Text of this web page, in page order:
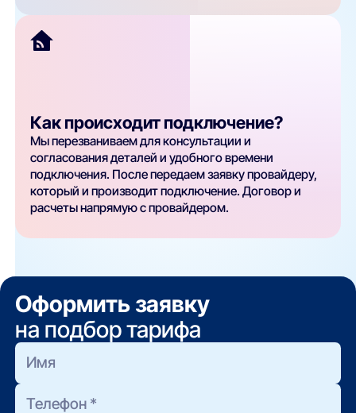
Как происходит подключение?
Мы перезваниваем для консультации и
согласования деталей и удобного времени
подключения. После передаем заявку провайдеру,
который и производит подключение. Договор и
расчеты напрямую с провайдером.
Оформить заявку
на подбор тарифа